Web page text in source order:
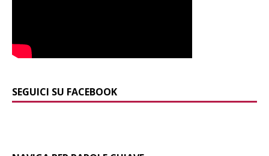
SEGUICI SU FACEBOOK